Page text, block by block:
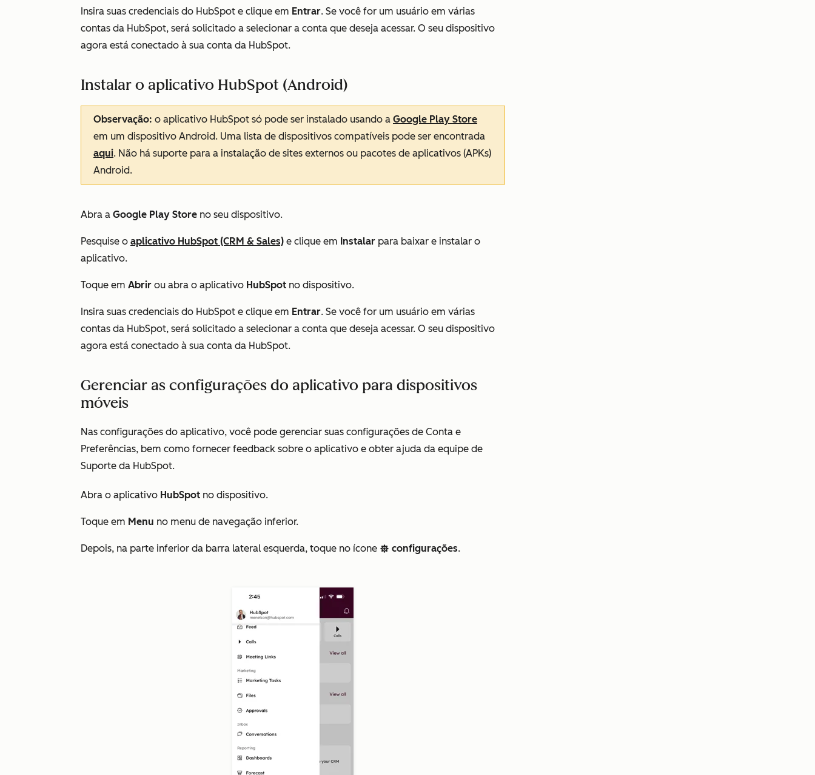
Insira suas credenciais do HubSpot e clique em Entrar. Se você for um usuário em várias
contas da HubSpot, será solicitado a selecionar a conta que deseja acessar. O seu dispositivo
agora está conectado à sua conta da HubSpot.
Instalar o aplicativo HubSpot (Android)
Observação: o aplicativo HubSpot só pode ser instalado usando a Google Play Store
em um dispositivo Android. Uma lista de dispositivos compatíveis pode ser encontrada
aqui. Não há suporte para a instalação de sites externos ou pacotes de aplicativos (APKs)
Android.
Abra a Google Play Store no seu dispositivo.
Pesquise o aplicativo HubSpot (CRM & Sales) e clique em Instalar para baixar e instalar o
aplicativo.
Toque em Abrir ou abra o aplicativo HubSpot no dispositivo.
Insira suas credenciais do HubSpot e clique em Entrar. Se você for um usuário em várias
contas da HubSpot, será solicitado a selecionar a conta que deseja acessar. O seu dispositivo
agora está conectado à sua conta da HubSpot.
Gerenciar as configurações do aplicativo para dispositivos
móveis
Nas configurações do aplicativo, você pode gerenciar suas configurações de Conta e
Preferências, bem como fornecer feedback sobre o aplicativo e obter ajuda da equipe de
Suporte da HubSpot.
Abra o aplicativo HubSpot no dispositivo.
Toque em Menu no menu de navegação inferior.
Depois, na parte inferior da barra lateral esquerda, toque no ícone settings configurações.